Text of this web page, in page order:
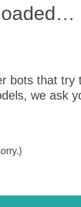
bots that
we ask